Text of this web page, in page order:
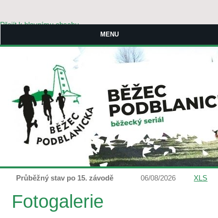
Přejít k hlavnímu obsahu
MENU
Průběžný stav po 15. závodě 06/08/2026 XLS
Fotogalerie